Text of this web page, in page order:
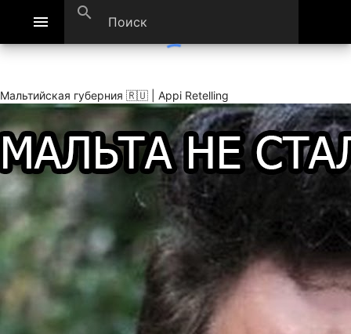
menu search
Мальтийская губерния 🇷🇺 | Appi Retelling